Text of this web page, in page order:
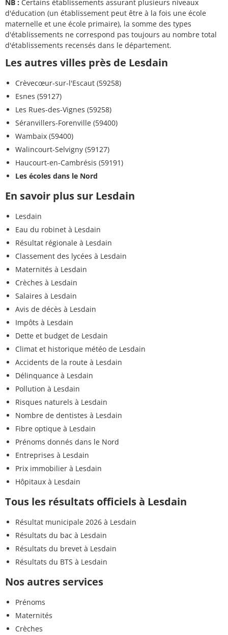
NB : Certains établissements assurant plusieurs niveaux
d'éducation (un établissement peut être à la fois une école
maternelle et une école primaire), la somme des types
d'établissements ne correspond pas toujours au nombre total
d'établissements recensés dans le département.
Les autres villes près de Lesdain
Crèvecœur-sur-l'Escaut (59258)
Esnes (59127)
Les Rues-des-Vignes (59258)
Séranvillers-Forenville (59400)
Wambaix (59400)
Walincourt-Selvigny (59127)
Haucourt-en-Cambrésis (59191)
Les écoles dans le Nord
En savoir plus sur Lesdain
Lesdain
Eau du robinet à Lesdain
Résultat régionale à Lesdain
Classement des lycées à Lesdain
Maternités à Lesdain
Crèches à Lesdain
Salaires à Lesdain
Avis de décès à Lesdain
Impôts à Lesdain
Dette et budget de Lesdain
Climat et historique météo de Lesdain
Accidents de la route à Lesdain
Délinquance à Lesdain
Pollution à Lesdain
Risques naturels à Lesdain
Nombre de dentistes à Lesdain
Fibre optique à Lesdain
Prénoms donnés dans le Nord
Entreprises à Lesdain
Prix immobilier à Lesdain
Hôpitaux à Lesdain
Tous les résultats officiels à Lesdain
Résultat municipale 2026 à Lesdain
Résultats du bac à Lesdain
Résultats du brevet à Lesdain
Résultats du BTS à Lesdain
Nos autres services
Prénoms
Maternités
Crèches